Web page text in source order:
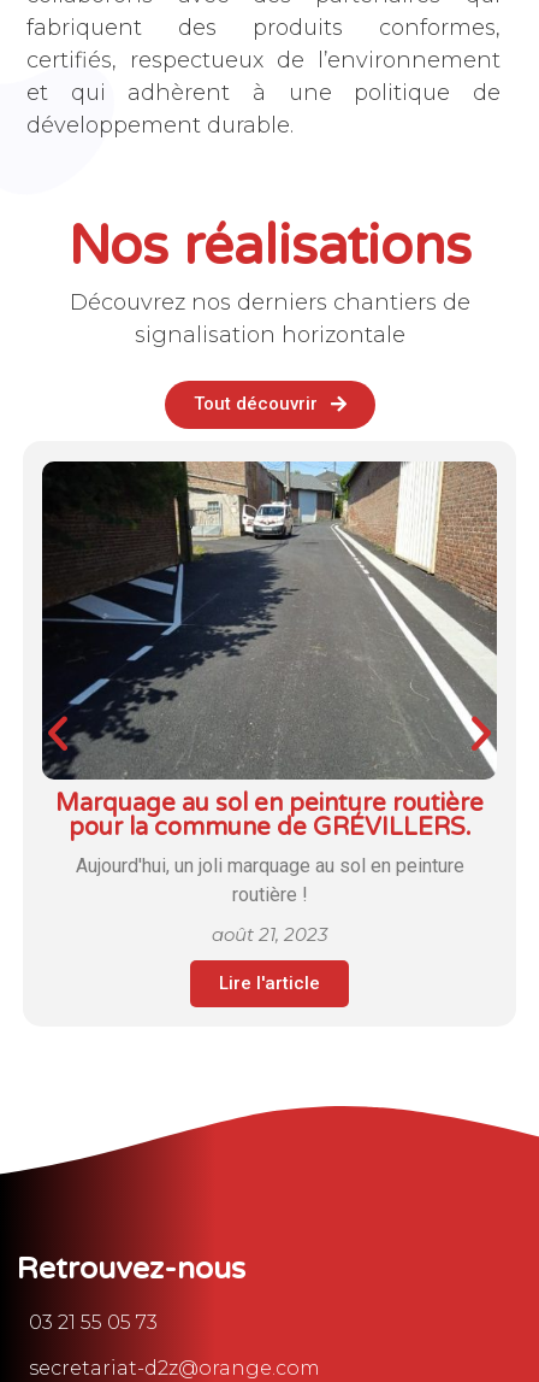
fabriquent des produits conformes,
certifiés, respectueux de l’environnement
et qui adhèrent à une politique de
développement durable.
Nos réalisations
Découvrez nos derniers chantiers de
signalisation horizontale
Tout découvrir
Marquage au sol en peinture routière
pour la commune de GRÉVILLERS.
Aujourd'hui, un joli marquage au sol en peinture
routière !
août 21, 2023
Lire l'article
Retrouvez-nous
03 21 55 05 73
secretariat-d2z@orange.com